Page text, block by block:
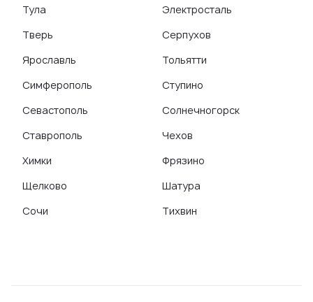
Тула
Тверь
Ярославль
Симферополь
Севастополь
Ставрополь
Химки
Щелково
Сочи
Электросталь
Серпухов
Тольятти
Ступино
Солнечногорск
Чехов
Фрязино
Шатура
Тихвин